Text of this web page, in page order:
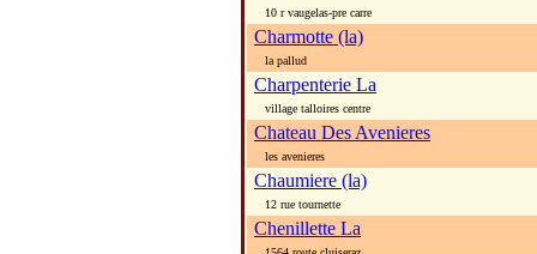
10 r vaugelas-pre carre
Charmotte (la)
la pallud
Charpenterie La
village talloires centre
Chateau Des Avenieres
les avenieres
Chaumiere (la)
12 rue tournette
Chenillette La